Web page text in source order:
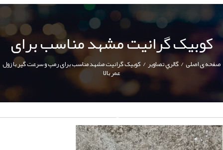
کوبیک گرانیت مشهد مناسب برای
رمپ و سرعت گیر با زول عمر بالا
صفحه ی اصلی/گالري تصاوير/ کوبیک گرانیت مشهد مناسب برای رمپ و سرعت گیر با زول
عمر بالا